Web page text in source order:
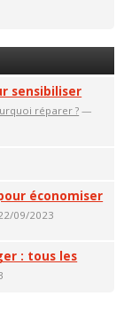
sensibiliser
réparer ? —
économiser
09/2023
: tous les